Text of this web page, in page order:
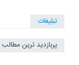
تبلیغات
پربازدید ترین مطالب